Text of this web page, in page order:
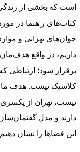
است که بخشی از زندگی
کتاب‌های راهنما در
جوان‌های تهرانی و
داریم، در واقع
برقرار شود؛ ارتباطی
کلاسیک نیست. هدف ما
نیست، تهران از
دارند و مدل
این فضاها را نشان